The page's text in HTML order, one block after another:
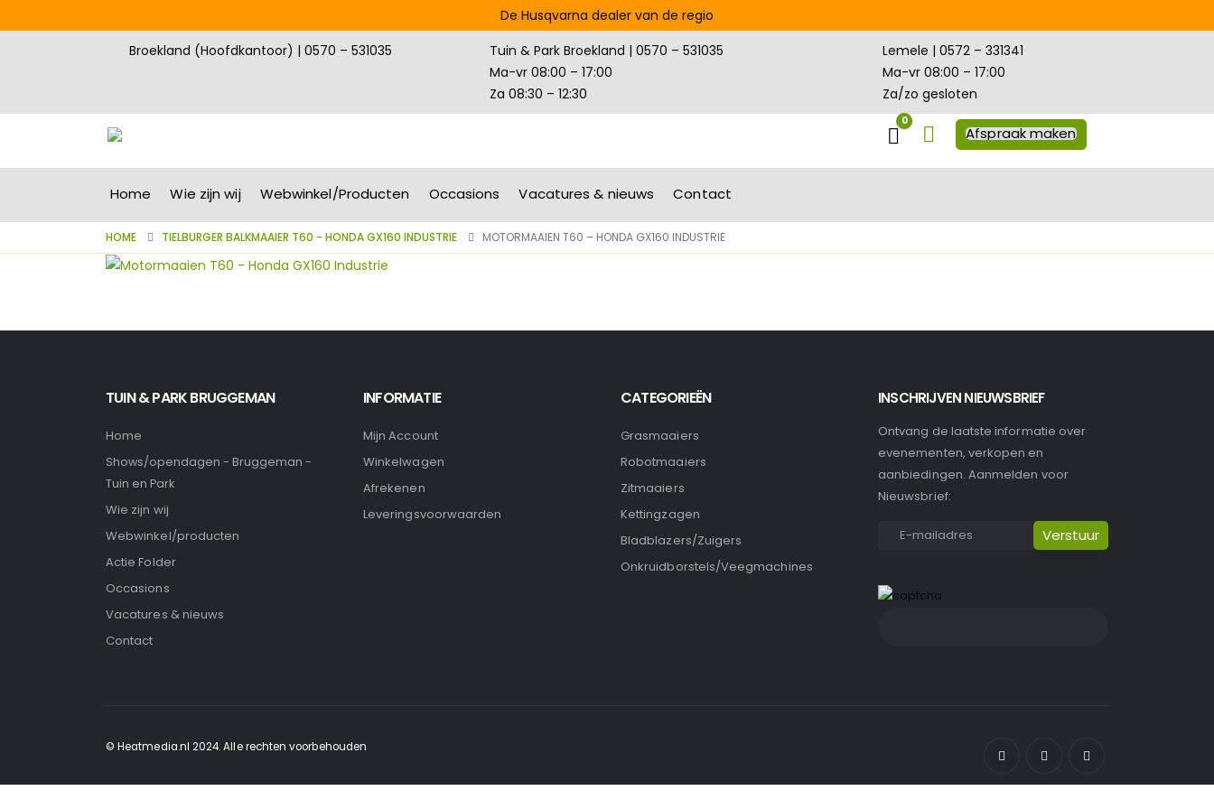
De Husqvarna dealer van de regio
Broekland (Hoofdkantoor) | 0570 – 531035
Tuin & Park Broekland | 0570 – 531035
Ma-vr 08:00 – 17:00
Za 08:30 – 12:30
Lemele | 0572 – 331341
Ma-vr 08:00 – 17:00
Za/zo gesloten
Winkelwagen
0
Afspraak maken
Home Wie zijn wij Webwinkel/Producten Occasions Vacatures & nieuws Contact
HOME TIELBURGER BALKMAAIER T60 - HONDA GX160 INDUSTRIE MOTORMAAIEN T60 – HONDA GX160 INDUSTRIE
TUIN & PARK BRUGGEMAN
Home
Shows/opendagen - Bruggeman -
Tuin en Park
Wie zijn wij
Webwinkel/producten
Actie Folder
Occasions
Vacatures & nieuws
Contact
INFORMATIE
Mijn Account
Winkelwagen
Afrekenen
Leveringsvoorwaarden
CATEGORIEËN
Grasmaaiers
Robotmaaiers
Zitmaaiers
Kettingzagen
Bladblazers/Zuigers
Onkruidborstels/Veegmachines
INSCHRIJVEN NIEUWSBRIEF
Ontvang de laatste informatie over
evenementen, verkopen en
aanbiedingen. Aanmelden voor
Nieuwsbrief:
© Heatmedia.nl 2024. Alle rechten voorbehouden